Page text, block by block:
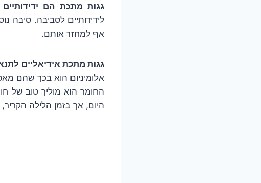
גגות מתכת הם
לידידותיים לסביבה. סיבה
אף למחזר אותם.
גגות מתכת אידיאליים
אלומיניום הוא בכך שהם
החומר הוא מוליך טוב של
היום, אך בזמן הלילה